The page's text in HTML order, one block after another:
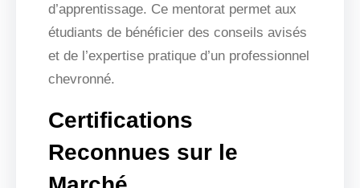
d’apprentissage. Ce mentorat permet aux
étudiants de bénéficier des conseils avisés
et de l’expertise pratique d’un professionnel
chevronné.
Certifications
Reconnues sur le